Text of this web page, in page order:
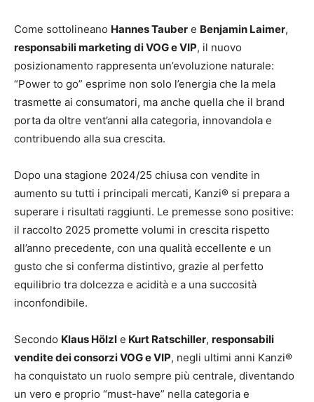
Come sottolineano Hannes Tauber e Benjamin Laimer,
responsabili marketing di VOG e VIP, il nuovo
posizionamento rappresenta un’evoluzione naturale:
“Power to go” esprime non solo l’energia che la mela
trasmette ai consumatori, ma anche quella che il brand
porta da oltre vent’anni alla categoria, innovandola e
contribuendo alla sua crescita.
Dopo una stagione 2024/25 chiusa con vendite in
aumento su tutti i principali mercati, Kanzi® si prepara a
superare i risultati raggiunti. Le premesse sono positive:
il raccolto 2025 promette volumi in crescita rispetto
all’anno precedente, con una qualità eccellente e un
gusto che si conferma distintivo, grazie al perfetto
equilibrio tra dolcezza e acidità e a una succosità
inconfondibile.
Secondo Klaus Hölzl e Kurt Ratschiller, responsabili
vendite dei consorzi VOG e VIP, negli ultimi anni Kanzi®
ha conquistato un ruolo sempre più centrale, diventando
un vero e proprio “must-have” nella categoria e